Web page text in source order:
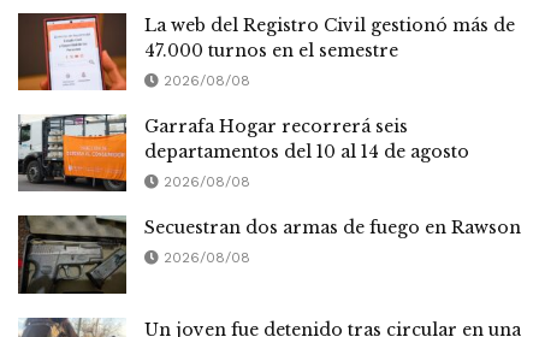
La web del Registro Civil gestionó más de
47.000 turnos en el semestre
2026/08/08
Garrafa Hogar recorrerá seis
departamentos del 10 al 14 de agosto
2026/08/08
Secuestran dos armas de fuego en Rawson
2026/08/08
Un joven fue detenido tras circular en una